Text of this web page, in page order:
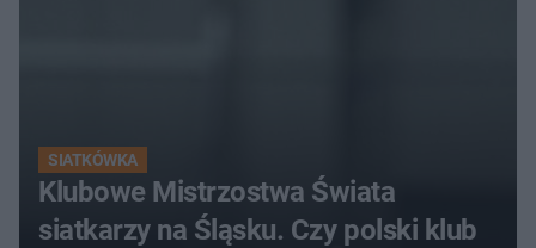
SIATKÓWKA
Klubowe Mistrzostwa Świata
siatkarzy na Śląsku. Czy polski klub